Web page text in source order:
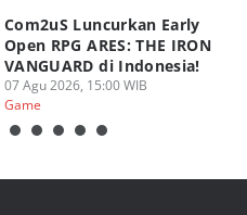
Com2uS Luncurkan Early
Open RPG ARES: THE IRON
VANGUARD di Indonesia!
07 Agu 2026, 15:00 WIB
Game